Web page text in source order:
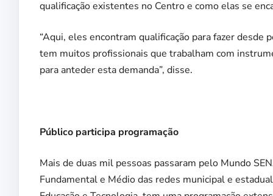
qualificação existentes no Centro e como elas se
“Aqui, eles encontram qualificação para fazer
tem muitos profissionais que trabalham com
para anteder esta demanda”, disse.
Público participa programação
Mais de duas mil pessoas passaram pelo Mundo
Fundamental e Médio das redes municipal e